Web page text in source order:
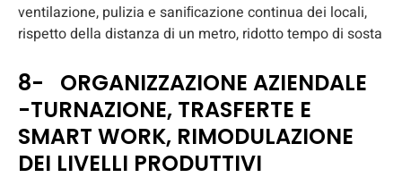
ventilazione, pulizia e saniﬁcazione continua dei locali,
rispetto della distanza di un metro, ridotto tempo di sosta
8- ORGANIZZAZIONE AZIENDALE
-TURNAZIONE, TRASFERTE E
SMART WORK, RIMODULAZIONE
DEI LIVELLI PRODUTTIVI